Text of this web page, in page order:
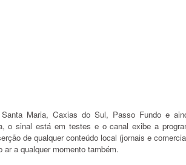
Maria, Caxias do Sul, Passo Fundo e
o sinal está em testes e o canal exibe a
de qualquer conteúdo local (jornais e
a qualquer momento também.